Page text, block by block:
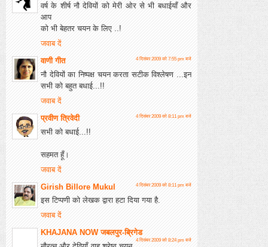
वर्ष के शीर्ष नौ देवियों को मेरी ओर से भी बधाईयाँ और
आप
को भी बेहतर चयन के लिए ..!
जवाब दें
वाणी गीत
4 दिसंबर 2009 को 7:55 pm बजे
नौ देवियों का निष्पक्ष चयन करता सटीक विश्लेषण ...इन
सभी को बहुत बधाई...!!
जवाब दें
प्रवीण त्रिवेदी
4 दिसंबर 2009 को 8:11 pm बजे
सभी को बधाई...!!
सहमत हूँ।
जवाब दें
Girish Billore Mukul
4 दिसंबर 2009 को 8:11 pm बजे
इस टिप्पणी को लेखक द्वारा हटा दिया गया है.
जवाब दें
KHAJANA NOW जबलपुर-ब्रिगेड
4 दिसंबर 2009 को 8:24 pm बजे